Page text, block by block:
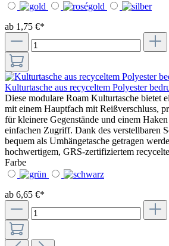
ab 1,75 €*
Kulturtasche aus recyceltem Polyester
Diese modulare Roam Kulturtasche bietet
mit einem Hauptfach mit Reißverschluss,
für kleinere Gegenstände und einem
einfachen Zugriff. Dank des verstellbaren
bequem als Umhängetasche getragen
hochwertigem, GRS-zertifiziertem
Farbe
ab 6,65 €*